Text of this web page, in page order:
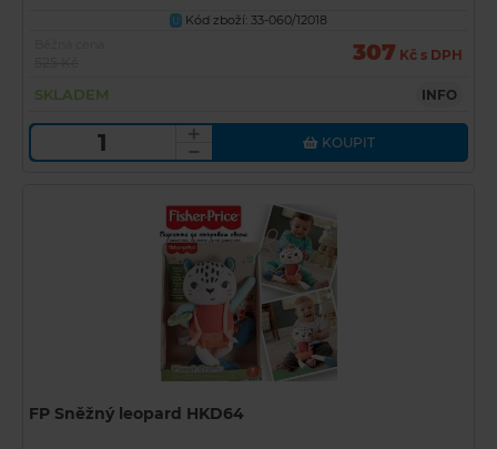
U
Kód zboží: 33-060/12018
307 Kč s DPH
SKLADEM INFO
KOUPIT
FP Sněžný leopard HKD64